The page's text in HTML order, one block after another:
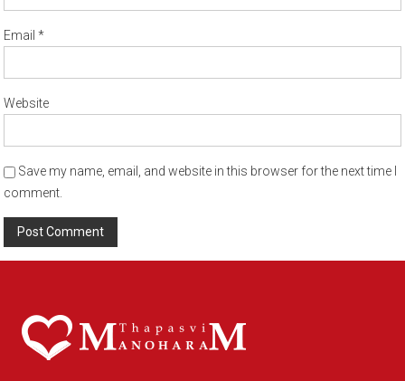
Email*
Website
Save my name, email, and website in this browser for the next time I
comment.